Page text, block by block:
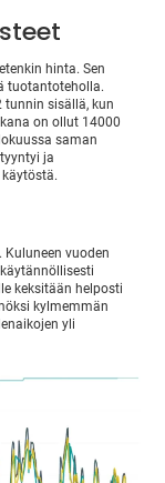
hinta. Sen
tuotantoteholla.
tunnin sisällä, kun
on ollut 14000
saman
ja
vuoden
keksitään helposti
kylmemmän
yli